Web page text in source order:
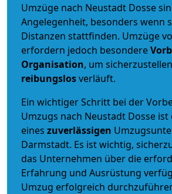
Umzüge nach Neustadt Dosse
Angelegenheit, besonders wenn
Distanzen stattfinden. Umzüge
erfordern jedoch besondere
Organisation, um
reibungslosverläuft.
Ein wichtiger Schritt bei der
Umzugs nach Neustadt Dosse ist
eines zuverlässigen
Darmstadt. Es ist wichtig,
das Unternehmen über die
Erfahrung und Ausrüstung
Umzug erfolgreich